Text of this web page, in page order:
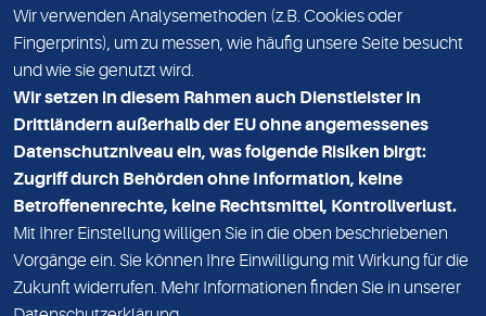
DATENSCHUTZ
KONTAKT
NEWSLETTER
ADRESSE
MVZ Medizinisches Labor Nord MLN GmbH
Essener Straße 108
22419 Hamburg
Wir verwenden Analysemethoden (z.B. Cookies oder
Fingerprints), um zu messen, wie häufig unsere Seite besucht
und wie sie genutzt wird.
Wir setzen in diesem Rahmen auch Dienstleister in
Drittländern außerhalb der EU ohne angemessenes
Datenschutzniveau ein, was folgende Risiken birgt:
Zugriff durch Behörden ohne Information, keine
Betroffenenrechte, keine Rechtsmittel, Kontrollverlust.
Mit Ihrer Einstellung willigen Sie in die oben beschriebenen
Vorgänge ein. Sie können Ihre Einwilligung mit Wirkung für die
Zukunft widerrufen. Mehr Informationen finden Sie in unserer